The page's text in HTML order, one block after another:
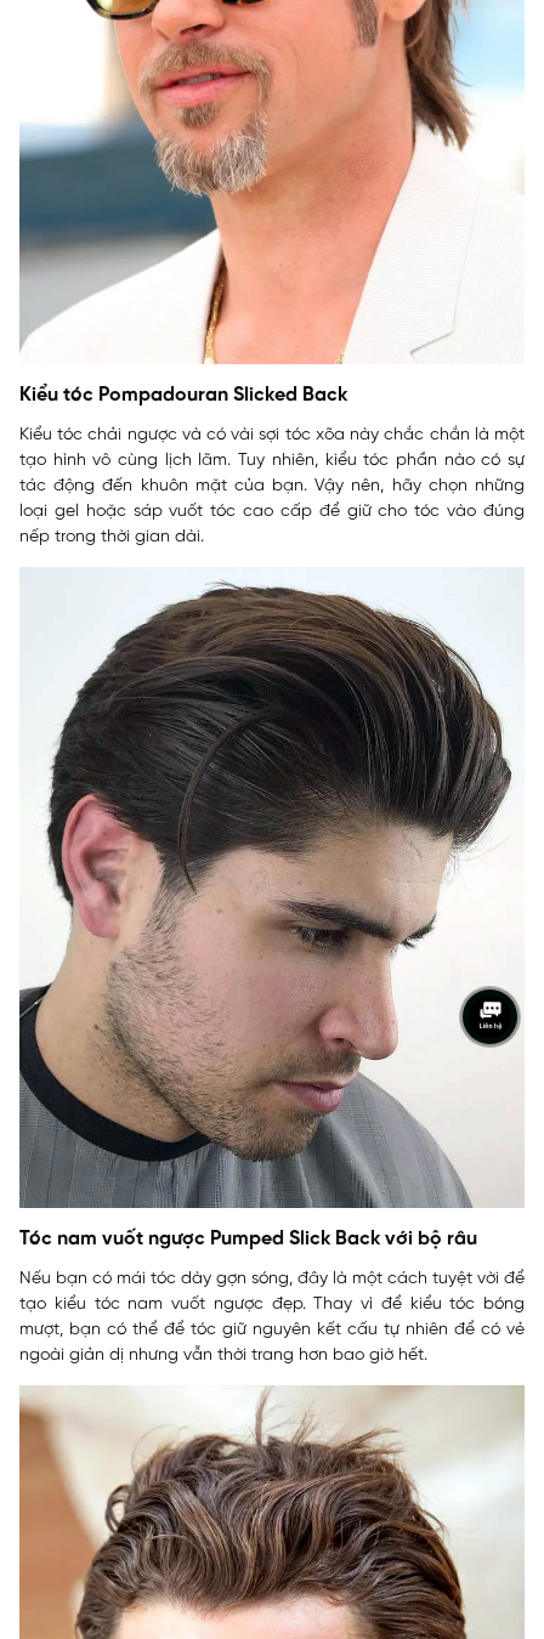
Kiểu tóc Pompadouran Slicked Back
Kiểu tóc chải ngược và có vài sợi tóc xõa này chắc chắn là một
tạo hình vô cùng lịch lãm. Tuy nhiên, kiểu tóc phần nào có sự
tác động đến khuôn mặt của bạn. Vậy nên, hãy chọn những
loại gel hoặc sáp vuốt tóc cao cấp để giữ cho tóc vào đúng
nếp trong thời gian dài.
Tóc nam vuốt ngược Pumped Slick Back với bộ râu
Nếu bạn có mái tóc dày gợn sóng, đây là một cách tuyệt vời để
tạo kiểu tóc nam vuốt ngược đẹp. Thay vì để kiểu tóc bóng
mượt, bạn có thể để tóc giữ nguyên kết cấu tự nhiên để có vẻ
ngoài giản dị nhưng vẫn thời trang hơn bao giờ hết.